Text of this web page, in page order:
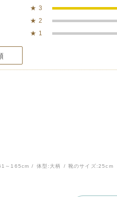
★ 3
★ 2
★ 1
～165cm 体型: 大柄 靴のサイズ:25cm